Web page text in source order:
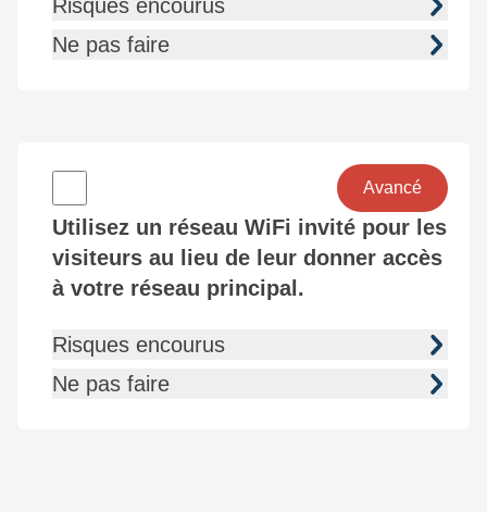
Risques encourus
Ne pas faire
Avancé
Utilisez un réseau WiFi invité pour les
visiteurs au lieu de leur donner accès
à votre réseau principal.
Risques encourus
Ne pas faire